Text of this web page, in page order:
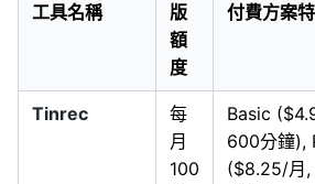
工具名稱
版
額
度
付費方案
Tinrec
每
月
100
Basic
600分鐘),
($8.25/月,